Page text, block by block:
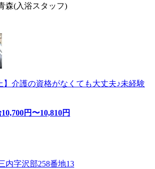
森(入浴スタッフ)
】介護の資格がなくても大丈夫♪未経験
10,700円〜10,810円
内字沢部258番地13